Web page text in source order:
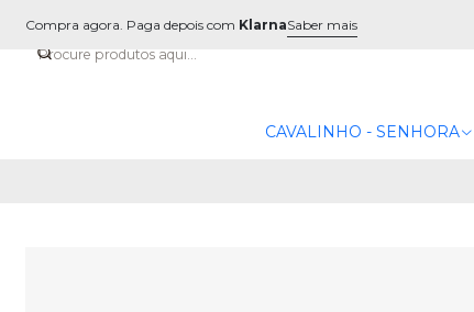
CAVALINHO - SENHORA
Compra agora. Paga depois com KlarnaSaber mais